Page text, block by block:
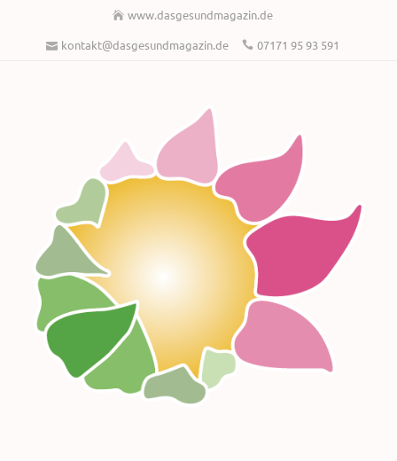
www.dasgesundmagazin.de
kontakt@dasgesundmagazin.de
07171 95 93 591